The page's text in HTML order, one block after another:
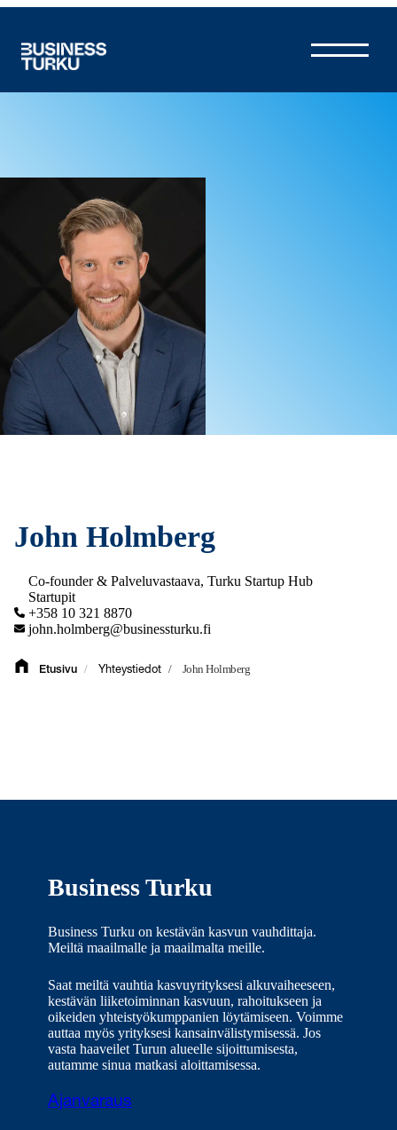
John Holmberg
Co-founder & Palveluvastaava, Turku Startup Hub
Startupit
+358 10 321 8870
john.holmberg@businessturku.fi
Etusivu / Yhteystiedot / John Holmberg
Business Turku
Business Turku on kestävän kasvun vauhdittaja.
Meiltä maailmalle ja maailmalta meille.
Saat meiltä vauhtia kasvuyrityksesi alkuvaiheeseen,
kestävän liiketoiminnan kasvuun, rahoitukseen ja
oikeiden yhteistyökumppanien löytämiseen. Voimme
auttaa myös yrityksesi kansainvälistymisessä. Jos
vasta haaveilet Turun alueelle sijoittumisesta,
autamme sinua matkasi aloittamisessa.
Ajanvaraus